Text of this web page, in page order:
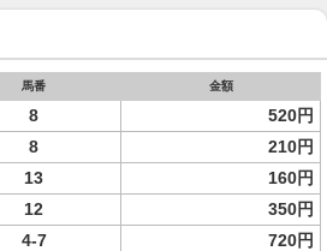
馬番 金額
8 520円
8
210円
13
160円
12
350円
4-7
720円